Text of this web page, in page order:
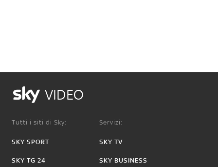
VIDEO
Tutti i siti di Sky:
SKY SPORT
SKY TG 24
Servizi:
SKY TV
SKY BUSINESS